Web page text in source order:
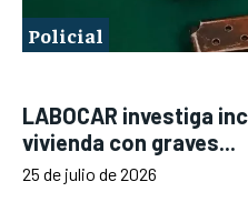
Policial
LABOCAR investiga
vivienda con graves...
25 de julio de 2026